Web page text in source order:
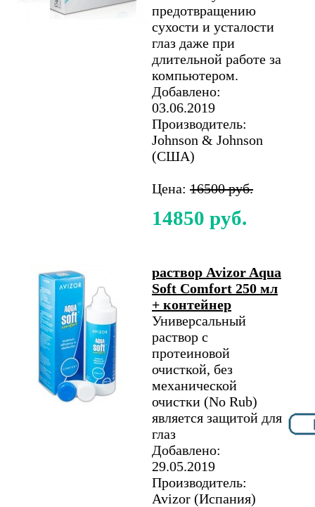
предотвращению
сухости и усталости
глаз даже при
длительной работе за
компьютером.
Добавлено:
03.06.2019
Производитель:
Johnson & Johnson
(США)
Цена: 16500 руб.
14850 руб.
раствор Avizor Aqua
Soft Comfort 250 мл
+ контейнер
Универсальный
раствор с
протеиновой
очисткой, без
механической
очистки (No Rub)
является защитой для
глаз
Добавлено:
29.05.2019
Производитель:
Avizor (Испания)